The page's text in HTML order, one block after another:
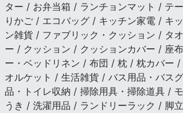
ター / お弁当箱 / ランチョンマット / テ
りかご / エコバッグ / キッチン家電 / キ
ン雑貨 / ファブリック・クッション / タ
ー / クッション / クッションカバー / 座
ー・ベッドリネン / 布団 / 枕 / 枕カバー /
オルケット / 生活雑貨 / バス用品・バス
品・トイレ収納 / 掃除用具・掃除道具 /
うき / 洗濯用品 / ランドリーラック / 脚